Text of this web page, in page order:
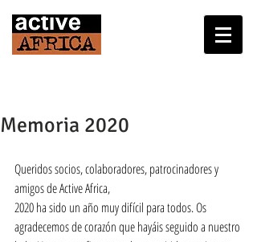
Memoria 2020
Queridos socios, colaboradores, patrocinadores y
amigos de Active Africa,
2020 ha sido un año muy difícil para todos. Os
agradecemos de corazón que hayáis seguido a nuestro